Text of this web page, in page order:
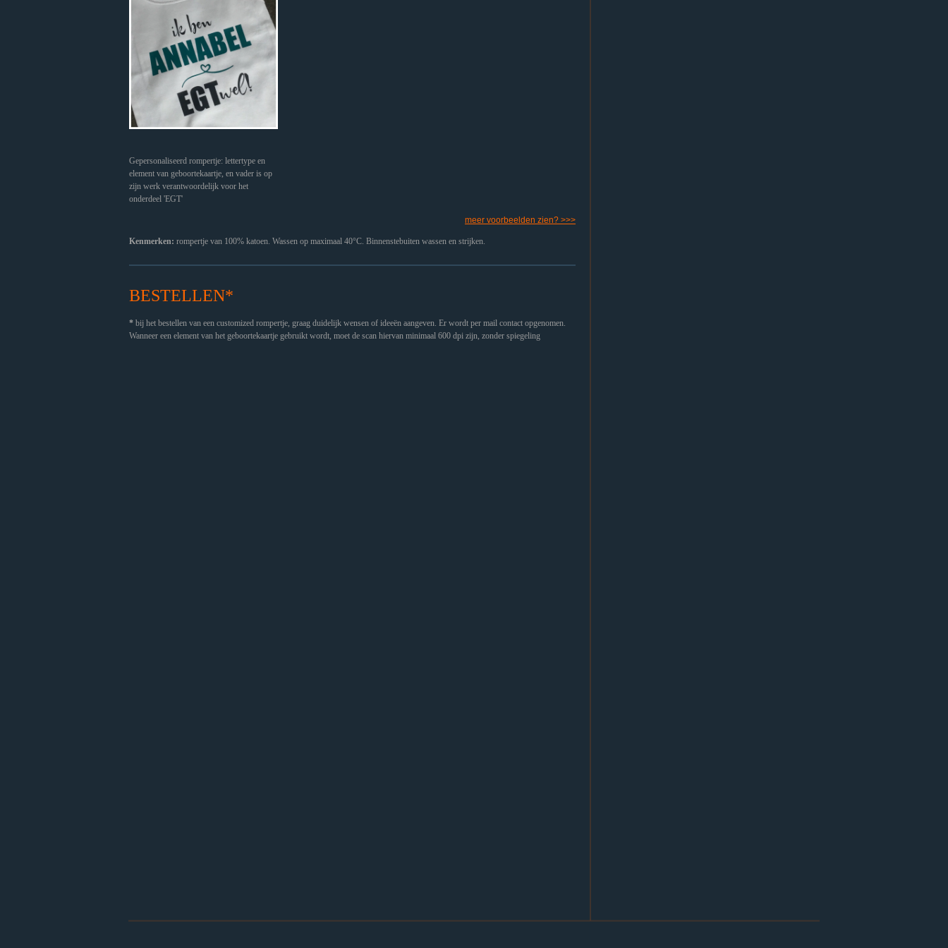
Gepersonaliseerd rompertje: lettertype en
element van geboortekaartje, en vader is op
zijn werk verantwoordelijk voor het
onderdeel 'EGT'
meer voorbeelden zien? >>>
Kenmerken: rompertje van 100% katoen. Wassen op maximaal 40°C. Binnenstebuiten wassen en strijken.
BESTELLEN*
* bij het bestellen van een customized rompertje, graag duidelijk wensen of ideeën aangeven. Er wordt per mail contact opgenomen.
Wanneer een element van het geboortekaartje gebruikt wordt, moet de scan hiervan minimaal 600 dpi zijn, zonder spiegeling